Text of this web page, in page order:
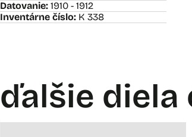
Datovanie: 1910 - 1912
Inventárne číslo: K 338
ďalšie diela